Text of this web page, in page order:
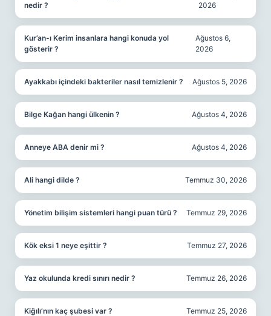
nedir ?
2026
Kur’an-ı Kerim insanlara hangi konuda yol
gösterir ?
Ağustos 6,
2026
Ayakkabı içindeki bakteriler nasıl temizlenir ? Ağustos 5, 2026
Bilge Kağan hangi ülkenin ? Ağustos 4, 2026
Anneye ABA denir mi ? Ağustos 4, 2026
Ali hangi dilde ? Temmuz 30, 2026
Yönetim bilişim sistemleri hangi puan türü ? Temmuz 29, 2026
Kök eksi 1 neye eşittir ? Temmuz 27, 2026
Yaz okulunda kredi sınırı nedir ? Temmuz 26, 2026
Kiğılı’nın kaç şubesi var ? Temmuz 25, 2026